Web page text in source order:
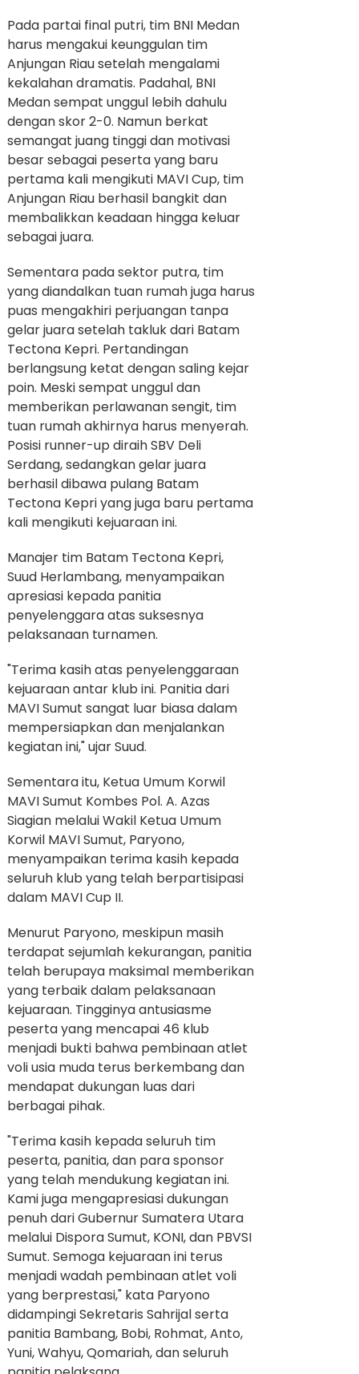
Pada partai final putri, tim BNI Medan
harus mengakui keunggulan tim
Anjungan Riau setelah mengalami
kekalahan dramatis. Padahal, BNI
Medan sempat unggul lebih dahulu
dengan skor 2-0. Namun berkat
semangat juang tinggi dan motivasi
besar sebagai peserta yang baru
pertama kali mengikuti MAVI Cup, tim
Anjungan Riau berhasil bangkit dan
membalikkan keadaan hingga keluar
sebagai juara.
Sementara pada sektor putra, tim
yang diandalkan tuan rumah juga harus
puas mengakhiri perjuangan tanpa
gelar juara setelah takluk dari Batam
Tectona Kepri. Pertandingan
berlangsung ketat dengan saling kejar
poin. Meski sempat unggul dan
memberikan perlawanan sengit, tim
tuan rumah akhirnya harus menyerah.
Posisi runner-up diraih SBV Deli
Serdang, sedangkan gelar juara
berhasil dibawa pulang Batam
Tectona Kepri yang juga baru pertama
kali mengikuti kejuaraan ini.
Manajer tim Batam Tectona Kepri,
Suud Herlambang, menyampaikan
apresiasi kepada panitia
penyelenggara atas suksesnya
pelaksanaan turnamen.
"Terima kasih atas penyelenggaraan
kejuaraan antar klub ini. Panitia dari
MAVI Sumut sangat luar biasa dalam
mempersiapkan dan menjalankan
kegiatan ini," ujar Suud.
Sementara itu, Ketua Umum Korwil
MAVI Sumut Kombes Pol. A. Azas
Siagian melalui Wakil Ketua Umum
Korwil MAVI Sumut, Paryono,
menyampaikan terima kasih kepada
seluruh klub yang telah berpartisipasi
dalam MAVI Cup II.
Menurut Paryono, meskipun masih
terdapat sejumlah kekurangan, panitia
telah berupaya maksimal memberikan
yang terbaik dalam pelaksanaan
kejuaraan. Tingginya antusiasme
peserta yang mencapai 46 klub
menjadi bukti bahwa pembinaan atlet
voli usia muda terus berkembang dan
mendapat dukungan luas dari
berbagai pihak.
"Terima kasih kepada seluruh tim
peserta, panitia, dan para sponsor
yang telah mendukung kegiatan ini.
Kami juga mengapresiasi dukungan
penuh dari Gubernur Sumatera Utara
melalui Dispora Sumut, KONI, dan PBVSI
Sumut. Semoga kejuaraan ini terus
menjadi wadah pembinaan atlet voli
yang berprestasi," kata Paryono
didampingi Sekretaris Sahrijal serta
panitia Bambang, Bobi, Rohmat, Anto,
Yuni, Wahyu, Qomariah, dan seluruh